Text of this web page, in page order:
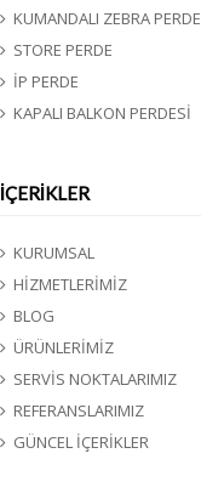
KUMANDALI ZEBRA PERDE
STORE PERDE
İP PERDE
KAPALI BALKON PERDESİ
İÇERİKLER
KURUMSAL
HİZMETLERİMİZ
BLOG
ÜRÜNLERİMİZ
SERVİS NOKTALARIMIZ
REFERANSLARIMIZ
GÜNCEL İÇERİKLER